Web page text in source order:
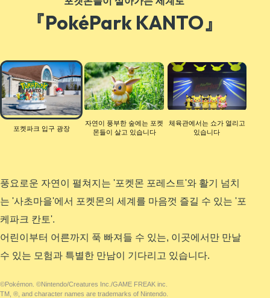
『PokéPark KANTO』
포
켓
파
크
입
포켓파크 입구 광장
자연이 풍부한 숲에는 포켓
몬들이 살고 있습니다
체육관에서는 쇼가 열리고
있습니다
풍요로운 자연이 펼쳐지는 '포켓몬 포레스트'와 활기 넘치
는 '사초마을'에서 포켓몬의 세계를 마음껏 즐길 수 있는 '포
케파크 칸토'.
어린이부터 어른까지 푹 빠져들 수 있는, 이곳에서만 만날
수 있는 모험과 특별한 만남이 기다리고 있습니다.
©Pokémon. ©Nintendo/Creatures Inc./GAME FREAK inc.
TM, ®, and character names are trademarks of Nintendo.